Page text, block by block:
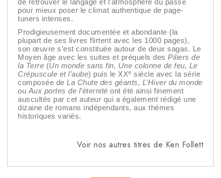
de retrouver le langage et l’atmosphère du passé
pour mieux poser le climat authentique de page-
tuners intenses.
Prodigieusement documentée et abondante (la
plupart de ses livres flirtent avec les 1000 pages),
son œuvre s’est constituée autour de deux sagas. Le
Moyen âge avec les suites et préquels des Piliers de
la Terre (Un monde sans fin, Une colonne de feu, Le
Crépuscule et l’aube) puis le XXe siècle avec la série
composée de La Chute des géants, L’Hiver du monde
ouAux portes de l’éternité ont été ainsi finement
auscultés par cet auteur qui a également rédigé une
dizaine de romans indépendants, aux thèmes
historiques variés.
Voir nos autres titres de Ken Follett